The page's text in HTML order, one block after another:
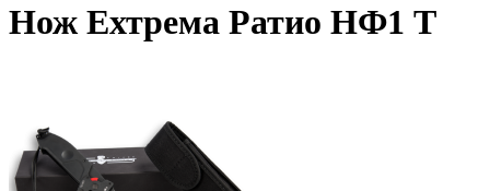
Нож Ехтрема Ратио НФ1 Т